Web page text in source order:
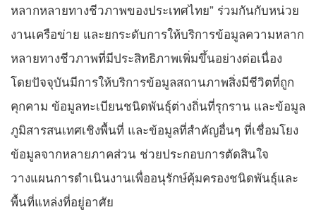
หลากหลายทางชีวภาพของประเทศไทย” ร่วมกันกับหน่วย
งานเครือข่าย และยกระดับการให้บริการข้อมูลความหลาก
หลายทางชีวภาพที่มีประสิทธิภาพเพิ่มขึ้นอย่างต่อเนื่อง
โดยปัจจุบันมีการให้บริการข้อมูลสถานภาพสิ่งมีชีวิตที่ถูก
คุกคาม ข้อมูลทะเบียนชนิดพันธุ์ต่างถิ่นที่รุกราน และข้อมูล
ภูมิสารสนเทศเชิงพื้นที่ และข้อมูลที่สำคัญอื่นๆ ที่เชื่อมโยง
ข้อมูลจากหลายภาคส่วน ช่วยประกอบการตัดสินใจ
วางแผนการดำเนินงานเพื่ออนุรักษ์คุ้มครองชนิดพันธุ์และ
พื้นที่แหล่งที่อยู่อาศัย